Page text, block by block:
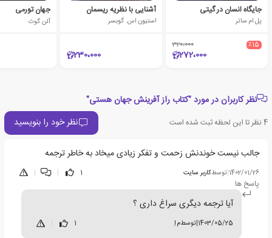
جایگاه انسان در گیتی
پل ام ساتر
٪15 320،000
272،000
آشنایی با نظریه ریسمان
استیون اس. گوبسر
230،000
جهان تورمی
آلن گوث
نظر کاربران در مورد "کتاب راز آفرینش جهان هستی"
4 نظر تا این لحظه ثبت شده است نظر خود را بنویسید
جالب نیست خوندنش زحمت و تفکر زیادی میخاد به خاطر ترجمه
1402/01/26
|توسطکاربر سایت 1
|
|
پاسخ ها
آیا ترجمه دیگری سراغ داری ؟
1403/05/25
|توسطم اِ 1